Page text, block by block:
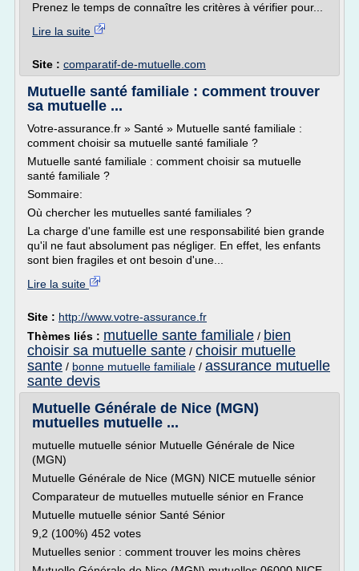
Prenez le temps de connaître les critères à vérifier pour...
Lire la suite
Site : comparatif-de-mutuelle.com
Mutuelle santé familiale : comment trouver
sa mutuelle ...
Votre-assurance.fr » Santé » Mutuelle santé familiale :
comment choisir sa mutuelle santé familiale ?
Mutuelle santé familiale : comment choisir sa mutuelle
santé familiale ?
Sommaire:
Où chercher les mutuelles santé familiales ?
La charge d'une famille est une responsabilité bien grande
qu'il ne faut absolument pas négliger. En effet, les enfants
sont bien fragiles et ont besoin d'une...
Lire la suite
Site : http://www.votre-assurance.fr
Thèmes liés : mutuelle sante familiale / bien
choisir sa mutuelle sante / choisir mutuelle
sante / bonne mutuelle familiale / assurance mutuelle
sante devis
Mutuelle Générale de Nice (MGN)
mutuelles mutuelle ...
mutuelle mutuelle sénior Mutuelle Générale de Nice
(MGN)
Mutuelle Générale de Nice (MGN) NICE mutuelle sénior
Comparateur de mutuelles mutuelle sénior en France
Mutuelle mutuelle sénior Santé Sénior
9,2 (100%) 452 votes
Mutuelles senior : comment trouver les moins chères